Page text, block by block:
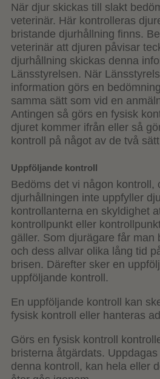
När djur skickas till slakt
veterinär. Här kontrolleras
bristande djurhållning finns.
veterinär att djuren påvisar
djurhållning skickas denna
Länsstyrelsen. När
information görs en
samma sätt som vid en
Antingen så görs en fysisk
djuret kommer ifrån eller så
kontroll på något av de två
Uppföljande kontroll
Bedöms det vi någon kontroll,
djurhållningen inte uppfyller
kontrollanterna en skyldighet
kontrollpunkt eller
gäller. Som djurägare får man
och dess allvar olika lång tid
brisen. Därefter sker en
uppföljande kontroll.
En uppföljande kontroll kan
fysisk kontroll eller hanteras
Görs en fysisk kontroll
bristerna åtgärdats.
denna kontroll, kan hela eller